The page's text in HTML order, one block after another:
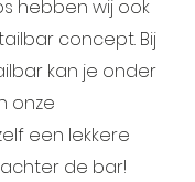
hebben wij ook
concept. Bij
kan je onder
onze
een lekkere
de bar!